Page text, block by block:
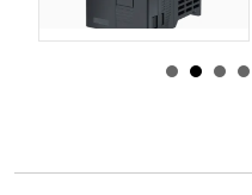
由admin |30 1 月,